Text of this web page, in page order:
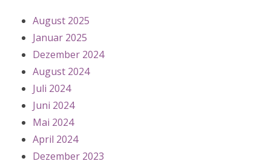
August 2025
Januar 2025
Dezember 2024
August 2024
Juli 2024
Juni 2024
Mai 2024
April 2024
Dezember 2023